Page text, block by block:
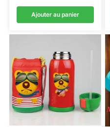
Ajouter au panier